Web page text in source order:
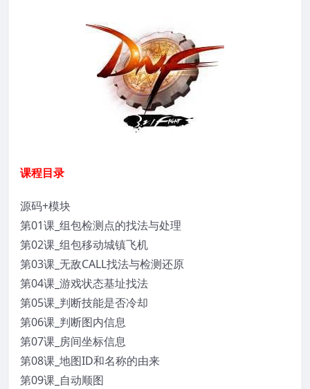
课程目录
源码+模块
第01课_组包检测点的找法与处理
第02课_组包移动城镇飞机
第03课_无敌CALL找法与检测还原
第04课_游戏状态基址找法
第05课_判断技能是否冷却
第06课_判断图内信息
第07课_房间坐标信息
第08课_地图ID和名称的由来
第09课_自动顺图